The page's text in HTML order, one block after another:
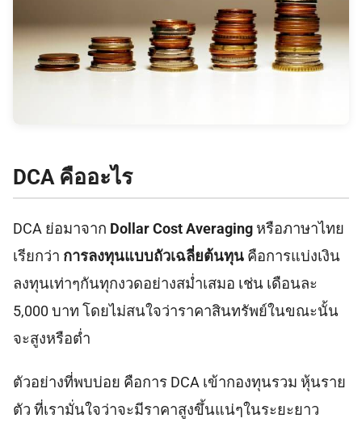
DCA คืออะไร
DCA ย่อมาจาก Dollar Cost Averaging หรือภาษาไทย
เรียกว่า การลงทุนแบบถัวเฉลี่ยต้นทุน คือการแบ่งเงิน
ลงทุนเท่าๆกันทุกงวดอย่างสม่ำเสมอ เช่น เดือนละ
5,000 บาท โดยไม่สนใจว่าราคาสินทรัพย์ในขณะนั้น
จะสูงหรือต่ำ
ตัวอย่างที่พบบ่อย คือการ DCA เข้ากองทุนรวม หุ้นราย
ตัว ที่เรามั่นใจว่าจะมีราคาสูงขึ้นแน่ๆในระยะยาว